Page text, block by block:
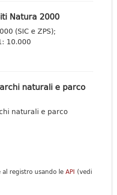
Natura 2000
(SIC e ZPS);
10.000
naturali e parco
naturali e parco
al registro usando le API (vedi